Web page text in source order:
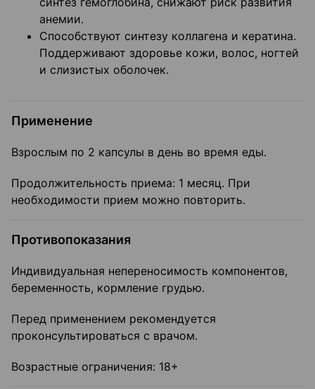
анемии.
Способствуют синтезу коллагена и кератина.
Поддерживают здоровье кожи, волос, ногтей
и слизистых оболочек.
Применение
Взрослым по 2 капсулы в день во время еды.
Продолжительность приема: 1 месяц. При
необходимости прием можно повторить.
Противопоказания
Индивидуальная непереносимость компонентов,
беременность, кормление грудью.
Перед применением рекомендуется
проконсультироваться с врачом.
Возрастные ограничения: 18+